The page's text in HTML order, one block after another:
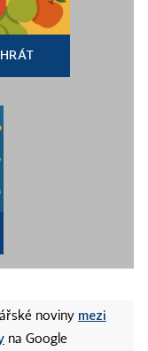
HRÁT
noviny mezi
na Google